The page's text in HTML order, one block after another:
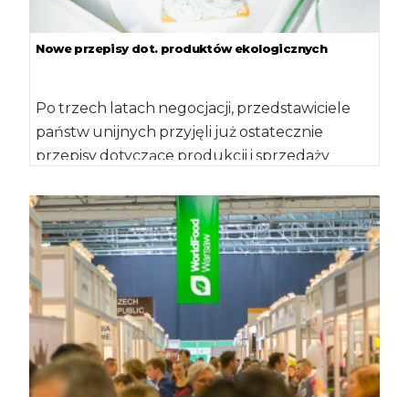
Nowe przepisy dot. produktów ekologicznych
Po trzech latach negocjacji, przedstawiciele
państw unijnych przyjęli już ostatecznie
przepisy dotyczące produkcji i sprzedaży
Europejska spodziewa […]